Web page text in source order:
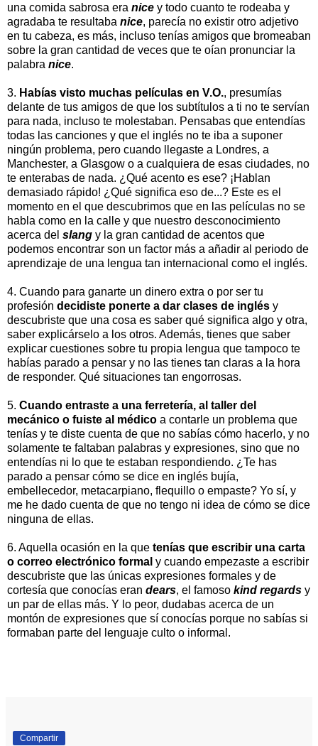
una comida sabrosa era nice y todo cuanto te rodeaba y
agradaba te resultaba nice, parecía no existir otro adjetivo
en tu cabeza, es más, incluso tenías amigos que bromeaban
sobre la gran cantidad de veces que te oían pronunciar la
palabra nice.
3. Habías visto muchas películas en V.O., presumías
delante de tus amigos de que los subtítulos a ti no te servían
para nada, incluso te molestaban. Pensabas que entendías
todas las canciones y que el inglés no te iba a suponer
ningún problema, pero cuando llegaste a Londres, a
Manchester, a Glasgow o a cualquiera de esas ciudades, no
te enterabas de nada. ¿Qué acento es ese? ¡Hablan
demasiado rápido! ¿Qué significa eso de...? Este es el
momento en el que descubrimos que en las películas no se
habla como en la calle y que nuestro desconocimiento
acerca del slang y la gran cantidad de acentos que
podemos encontrar son un factor más a añadir al periodo de
aprendizaje de una lengua tan internacional como el inglés.
4. Cuando para ganarte un dinero extra o por ser tu
profesión decidiste ponerte a dar clases de inglés y
descubriste que una cosa es saber qué significa algo y otra,
saber explicárselo a los otros. Además, tienes que saber
explicar cuestiones sobre tu propia lengua que tampoco te
habías parado a pensar y no las tienes tan claras a la hora
de responder. Qué situaciones tan engorrosas.
5. Cuando entraste a una ferretería, al taller del
mecánico o fuiste al médico a contarle un problema que
tenías y te diste cuenta de que no sabías cómo hacerlo, y no
solamente te faltaban palabras y expresiones, sino que no
entendías ni lo que te estaban respondiendo. ¿Te has
parado a pensar cómo se dice en inglés bujía,
embellecedor, metacarpiano, flequillo o empaste? Yo sí, y
me he dado cuenta de que no tengo ni idea de cómo se dice
ninguna de ellas.
6. Aquella ocasión en la que tenías que escribir una carta
o correo electrónico formal y cuando empezaste a escribir
descubriste que las únicas expresiones formales y de
cortesía que conocías eran dears, el famoso kind regards y
un par de ellas más. Y lo peor, dudabas acerca de un
montón de expresiones que sí conocías porque no sabías si
formaban parte del lenguaje culto o informal.
Compartir